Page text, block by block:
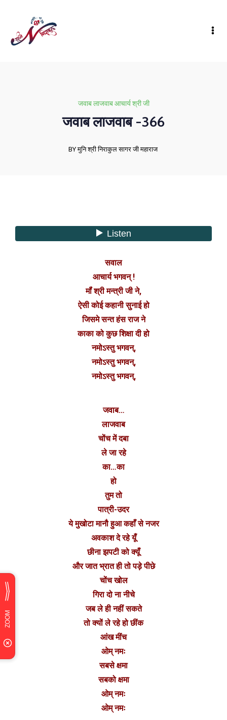
जवाब लाजवाब आचार्य श्री जी
जवाब लाजवाब -366
BY मुनि श्री निराकुल सागर जी महाराज
सवाल
आचार्य भगवन् !
मॉं श्री मन्त्री जी ने,
ऐसी कोई कहानी सुनाई हो
जिसमे सन्त हंस राज ने
काका को कुछ शिक्षा दी हो
नमोऽस्तु भगवन्,
नमोऽस्तु भगवन्,
नमोऽस्तु भगवन्,
जवाब…
लाजवाब
चोंच में दबा
ले जा रहे
का…का
हो
तुम तो
पात्री-उदर
ये मुखोटा मानौ हुआ कहाँ से नजर
अवकाश दे रहे यूँ
छीना झपटी को क्यूँ
और जात भ्रात ही तो पड़े पीछे
चोंच खोल
गिरा दो ना नीचे
जब ले ही नहीं सकते
तो क्यों ले रहे हो छींक
आंख मींच
ओम् नमः
सबसे क्षमा
सबको क्षमा
ओम् नमः
ओम् नमः